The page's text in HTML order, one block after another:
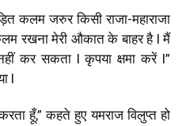
कलम जरुर किसी राजा-महाराजा
रखना मेरी औकात के बाहर है l मैं
कर सकता l कृपया क्षमा करें l”
l
हूँ,” कहते हुए यमराज विलुप्त हो